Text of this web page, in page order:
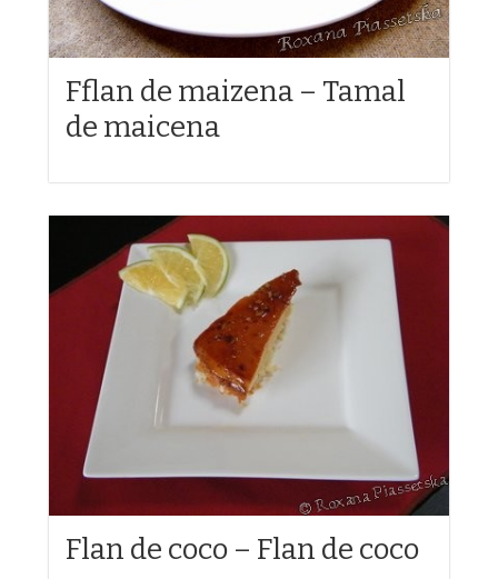
Fflan de maizena – Tamal
de maicena
Flan de coco – Flan de coco